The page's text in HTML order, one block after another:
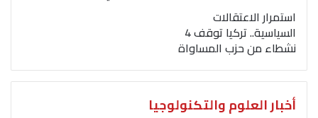
استمرار الاعتقالات
السياسية.. تركيا توقف 4
نشطاء من حزب المساواة
أخبار العلوم والتكنولوجيا